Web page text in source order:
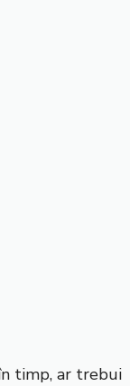
timp, ar trebui